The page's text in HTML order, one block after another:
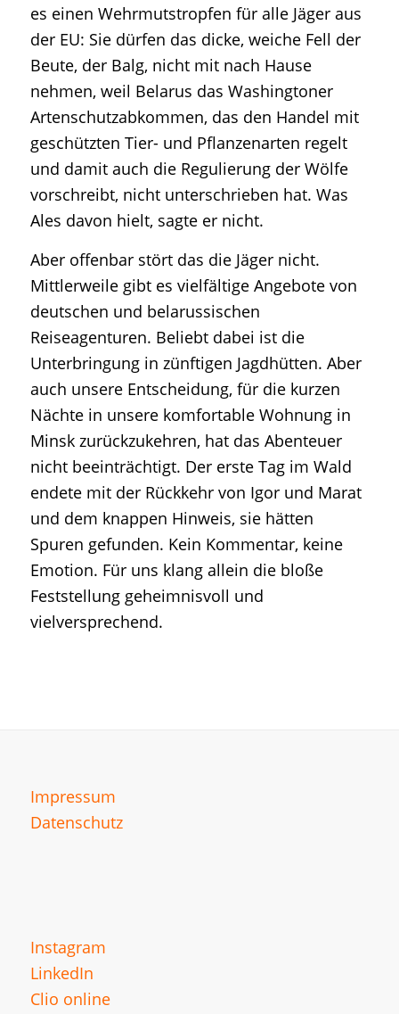
es einen Wehrmutstropfen für alle Jäger aus
der EU: Sie dürfen das dicke, weiche Fell der
Beute, der Balg, nicht mit nach Hause
nehmen, weil Belarus das Washingtoner
Artenschutzabkommen, das den Handel mit
geschützten Tier- und Pflanzenarten regelt
und damit auch die Regulierung der Wölfe
vorschreibt, nicht unterschrieben hat. Was
Ales davon hielt, sagte er nicht.
Aber offenbar stört das die Jäger nicht.
Mittlerweile gibt es vielfältige Angebote von
deutschen und belarussischen
Reiseagenturen. Beliebt dabei ist die
Unterbringung in zünftigen Jagdhütten. Aber
auch unsere Entscheidung, für die kurzen
Nächte in unsere komfortable Wohnung in
Minsk zurückzukehren, hat das Abenteuer
nicht beeinträchtigt. Der erste Tag im Wald
endete mit der Rückkehr von Igor und Marat
und dem knappen Hinweis, sie hätten
Spuren gefunden. Kein Kommentar, keine
Emotion. Für uns klang allein die bloße
Feststellung geheimnisvoll und
vielversprechend.
Impressum
Datenschutz
Instagram
LinkedIn
Clio online